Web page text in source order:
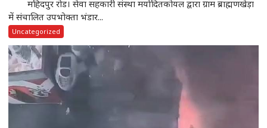
महिदपुर रोड। सेवा सहकारी संस्था मर्यादितकोयल द्वारा ग्राम ब्राह्मणखेड़ा
में संचालित उपभोक्ता भंडार...
Uncategorized